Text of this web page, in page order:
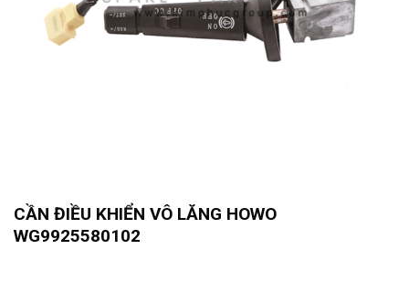
CẦN ĐIỀU KHIỂN VÔ LĂNG HOWO
WG9925580102